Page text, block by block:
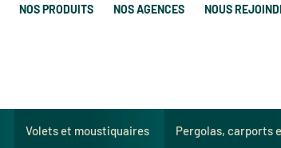
NOS PRODUITS NOS AGENCES NOUS
Volets et moustiquaires Pergolas, carports